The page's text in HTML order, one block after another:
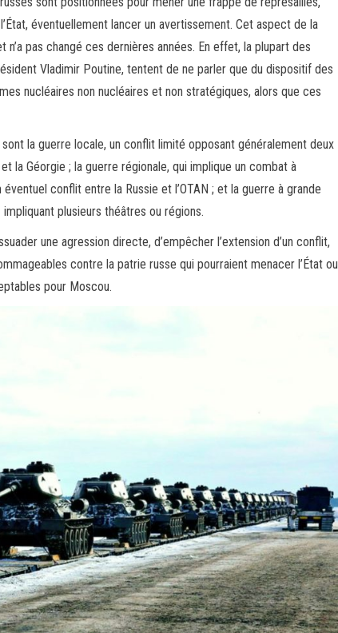
éventuellement lancer un avertissement. Cet aspect de la
pas changé ces dernières années. En effet, la plupart des
Vladimir Poutine, tentent de ne parler que du dispositif des
nucléaires non nucléaires et non stratégiques, alors que ces
la guerre locale, un conflit limité opposant généralement deux
la Géorgie ; la guerre régionale, qui implique un combat à
conflit entre la Russie et l’OTAN ; et la guerre à grande
plusieurs théâtres ou régions.
une agression directe, d’empêcher l’extension d’un conflit,
contre la patrie russe qui pourraient menacer l’État ou
pour Moscou.